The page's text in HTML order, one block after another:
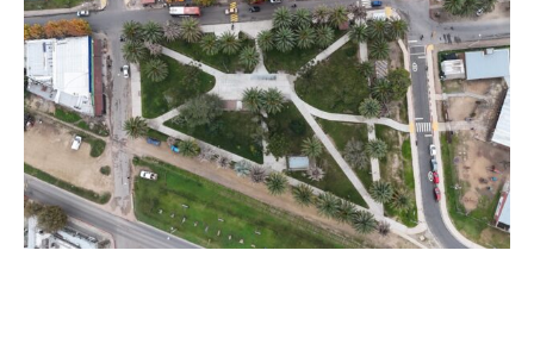
de
campo
sobre
endoterapia
en
palmeras